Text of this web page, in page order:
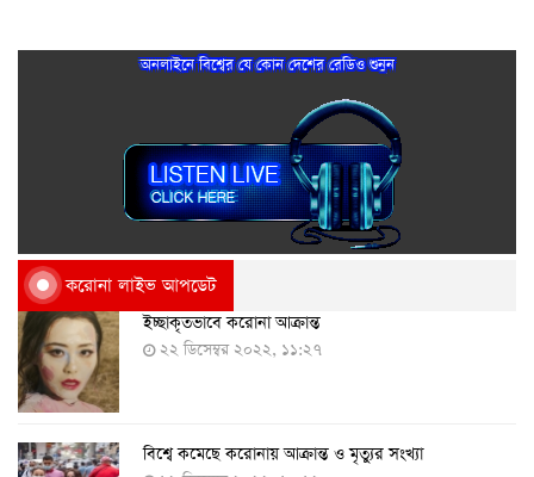
অনলাইনে বিশ্বের যে কোন দেশের রেডিও শুনুন
করোনা লাইভ আপডেট
ইচ্ছাকৃতভাবে করোনা আক্রান্ত
২২ ডিসেম্বর ২০২২, ১১:২৭
বিশ্বে কমেছে করোনায় আক্রান্ত ও মৃত্যুর সংখ্যা